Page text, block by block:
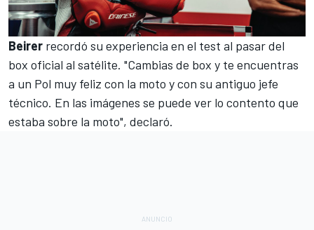
Beirer recordó su experiencia en el test al pasar del
box oficial al satélite. "Cambias de box y te encuentras
a un Pol muy feliz con la moto y con su antiguo jefe
técnico. En las imágenes se puede ver lo contento que
estaba sobre la moto", declaró.